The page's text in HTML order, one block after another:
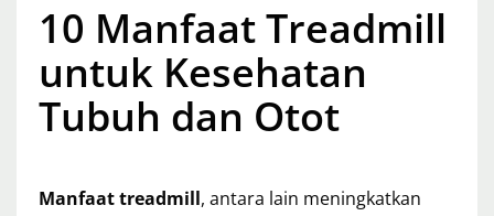
10 Manfaat Treadmill
untuk Kesehatan
Tubuh dan Otot
Manfaat treadmill, antara lain meningkatkan